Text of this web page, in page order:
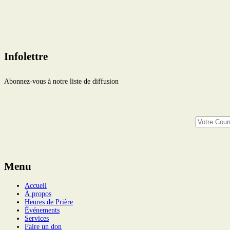
Infolettre
Abonnez-vous à notre liste de diffusion
Menu
Accueil
À propos
Heures de Prière
Événements
Services
Faire un don